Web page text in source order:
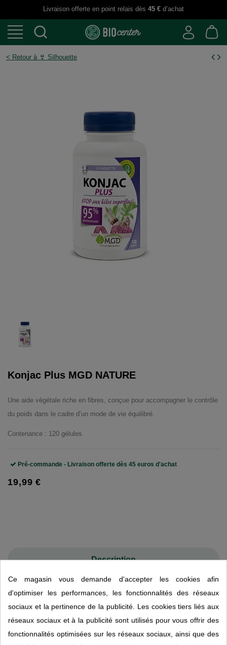
Livraison offerte en point relais dès 45 € d’achat
Konjac Plus MGD NATURE
Une aide végétale riche en fibres, conçue pour accompagner le contrôle
du poids dans le cadre d’un mode de vie équilibré.
Contenance : 120 gélules
Pré-commande - Livraison offerte dès 45 euros d'achat
19,99 €
Description
Konjac Plus 120 gélules MGD Nature
Konjac Plus MGD Nature s’appuie sur la richesse naturelle du
Ce magasin vous demande d'accepter les cookies afin
d'optimiser les performances, les fonctionnalités des réseaux
sociaux et la pertinence de la publicité. Les cookies tiers liés aux
réseaux sociaux et à la publicité sont utilisés pour vous offrir des
fonctionnalités optimisées sur les réseaux sociaux, ainsi que des